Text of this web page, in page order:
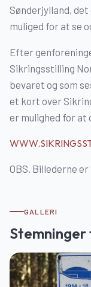
Sønderjylland,
muliged for at se
Efter
Sikringsstilling
bevaret og som
et kort over
er mulighed for at
OBS. Billederne
GALLERI
Stemninger